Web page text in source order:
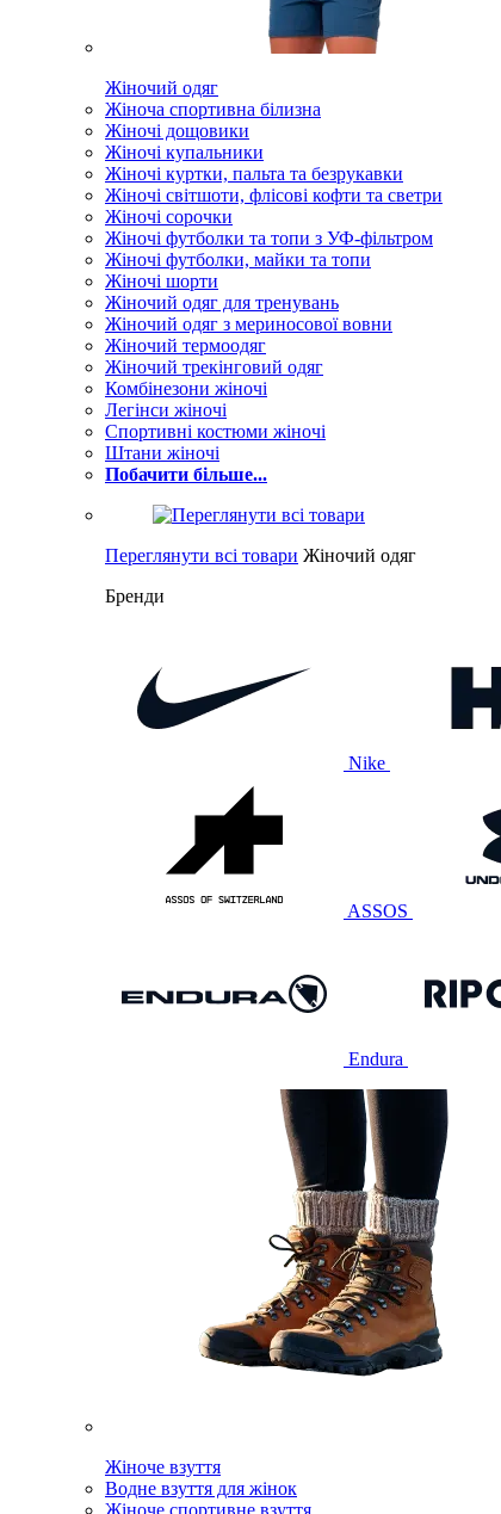
Жіночий одяг
Жіноча спортивна білизна
Жіночі дощовики
Жіночі купальники
Жіночі куртки, пальта та безрукавки
Жіночі світшоти, флісові кофти та светри
Жіночі сорочки
Жіночі футболки та топи з УФ-фільтром
Жіночі футболки, майки та топи
Жіночі шорти
Жіночий одяг для тренувань
Жіночий одяг з мериносової вовни
Жіночий термоодяг
Жіночий трекінговий одяг
Комбінезони жіночі
Легінси жіночі
Спортивні костюми жіночі
Штани жіночі
Побачити більше...
Переглянути всі товари Жіночий одяг
Бренди
Nike
ASSOS
Endura
Жіноче взуття
Водне взуття для жінок
Жіноче спортивне взуття